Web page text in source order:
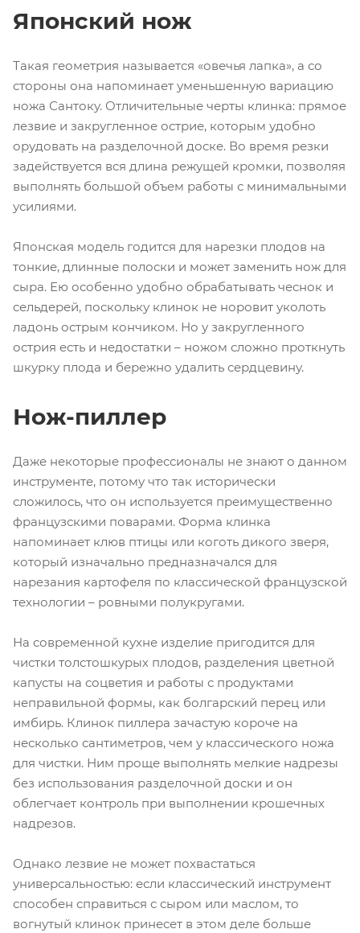
Японский нож
Такая геометрия называется «овечья лапка», а со
стороны она напоминает уменьшенную вариацию
ножа Сантоку. Отличительные черты клинка: прямое
лезвие и закругленное острие, которым удобно
орудовать на разделочной доске. Во время резки
задействуется вся длина режущей кромки, позволяя
выполнять большой объем работы с минимальными
усилиями.
Японская модель годится для нарезки плодов на
тонкие, длинные полоски и может заменить нож для
сыра. Ею особенно удобно обрабатывать чеснок и
сельдерей, поскольку клинок не норовит уколоть
ладонь острым кончиком. Но у закругленного
острия есть и недостатки – ножом сложно проткнуть
шкурку плода и бережно удалить сердцевину.
Нож-пиллер
Даже некоторые профессионалы не знают о данном
инструменте, потому что так исторически
сложилось, что он используется преимущественно
французскими поварами. Форма клинка
напоминает клюв птицы или коготь дикого зверя,
который изначально предназначался для
нарезания картофеля по классической французской
технологии – ровными полукругами.
На современной кухне изделие пригодится для
чистки толстошкурых плодов, разделения цветной
капусты на соцветия и работы с продуктами
неправильной формы, как болгарский перец или
имбирь. Клинок пиллера зачастую короче на
несколько сантиметров, чем у классического ножа
для чистки. Ним проще выполнять мелкие надрезы
без использования разделочной доски и он
облегчает контроль при выполнении крошечных
надрезов.
Однако лезвие не может похвастаться
универсальностью: если классический инструмент
способен справиться с сыром или маслом, то
вогнутый клинок принесет в этом деле больше